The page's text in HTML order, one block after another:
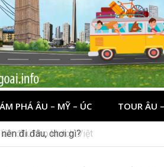
PHÁ ÂU – MỸ – ÚC TOUR ÂU
đi đâu, chơi gì?